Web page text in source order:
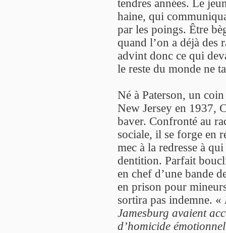
tendres années. Le
haine, qui
par les poings. Être
quand l’on a déjà des
advint donc ce qui
le reste du monde ne
Né à Paterson, un
New Jersey en 1937,
baver. Confronté au
sociale, il se forge en
mec à la redresse à
dentition. Parfait
en chef d’une bande
en prison pour
sortira pas indemne. «
Jamesburg avaient
d’homicide